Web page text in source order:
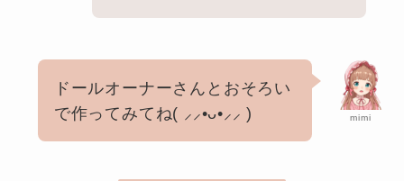
mimi
ドールオーナーさんとおそろい
で作ってみてね( ⸝⸝•ᴗ•⸝⸝ )